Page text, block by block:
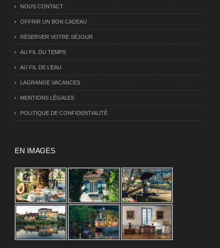
NOUS CONTACT
OFFRIR UN BON CADEAU
RÉSERVER VOTRE SÉJOUR
AU FIL DU TEMPS
AU FIL DE L’EAU
LAGRANGE VACANCES
MENTIONS LÉGALES
POLITIQUE DE CONFIDENTIALITÉ
EN IMAGES